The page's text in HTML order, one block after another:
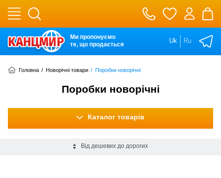
Ми пропонуємо
те, що продається
Uk Ru
Головна / Новорічні товари / Поробки новорічні
Поробки новорічні
Каталог товарів
Від дешевих до дорогих